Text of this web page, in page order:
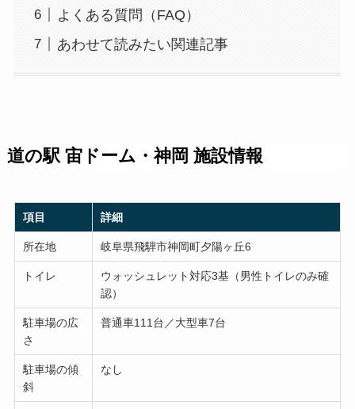
よくある質問（FAQ）
あわせて読みたい関連記事
道の駅 宙ドーム・神岡 施設情報
項目 詳細
所在地 岐阜県飛騨市神岡町夕陽ヶ丘6
トイレ
ウォッシュレット対応3基（男性トイレのみ確
認）
駐車場の広
さ
普通車111台／大型車7台
駐車場の傾
斜
なし